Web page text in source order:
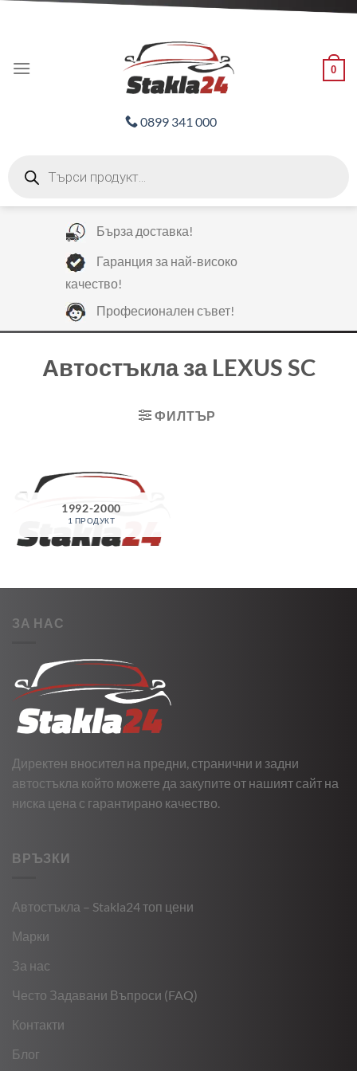
0
0899 341 000
search
Бърза доставка!
Гаранция за най-високо
качество!
Професионален съвет!
Автостъкла за LEXUS SC
ФИЛТЪР
1992-2000
1 ПРОДУКТ
ЗА НАС
Директен вносител на предни, странични и задни
автостъкла който можете да закупите от нашият сайт на
ниска цена с гарантирано качество.
ВРЪЗКИ
Автостъкла – Stakla24 топ цени
Марки
За нас
Често Задавани Въпроси (FAQ)
Контакти
Блог